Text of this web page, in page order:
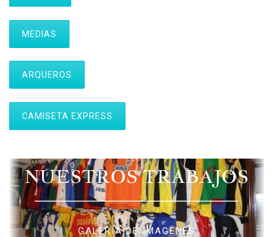
MEDIAS
ARQUEROS
CAMISETA EXPRESS
NUESTROS TRABAJOS
GALERIA DE IMAGENES